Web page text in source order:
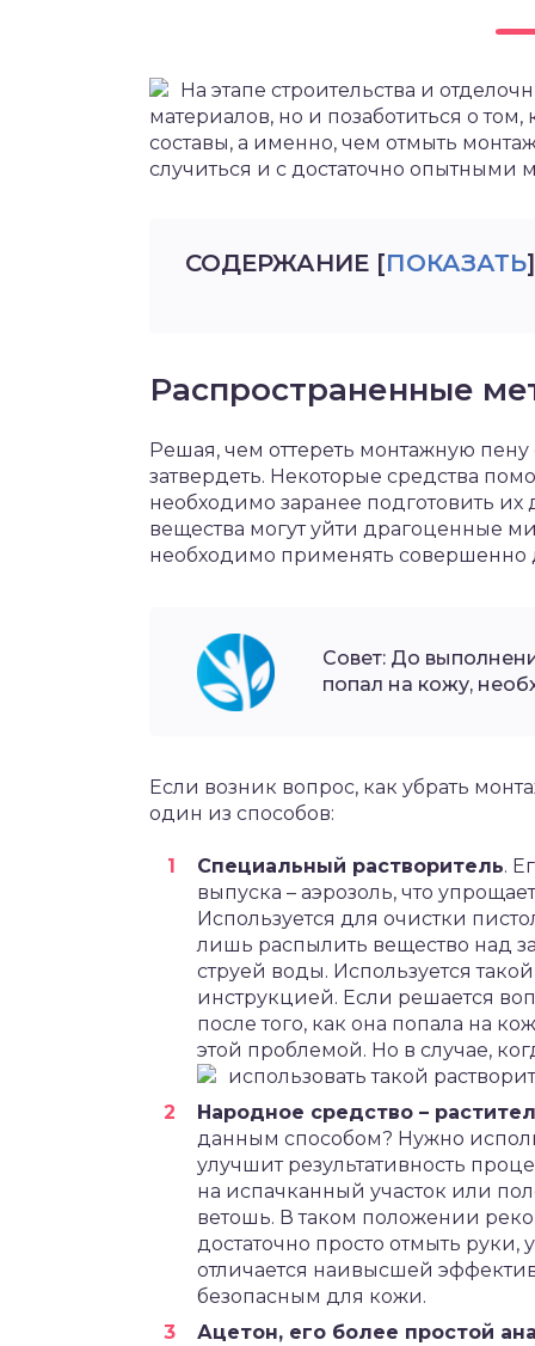
На этапе строительства и
материалов, но и позаботиться о
составы, а именно, чем отмыть
случиться и с достаточно опытными
СОДЕРЖАНИЕ [ПОКАЗАТЬ]
Распространенные
Решая, чем оттереть монтажную пену
затвердеть. Некоторые средства
необходимо заранее подготовить
вещества могут уйти драгоценные
необходимо применять совершенно
Совет: До
попал на кожу,
Если возник вопрос, как убрать
один из способов:
Специальный растворитель.
выпуска – аэрозоль, что
Используется для очистки
лишь распылить вещество над
струей воды. Используется
инструкцией. Если решается
после того, как она попала на
этой проблемой. Но в случае,
использовать такой
Народное средство –
данным способом? Нужно
улучшит результативность
на испачканный участок или
ветошь. В таком положении
достаточно просто отмыть руки,
отличается наивысшей
безопасным для кожи.
Ацетон, его более простой